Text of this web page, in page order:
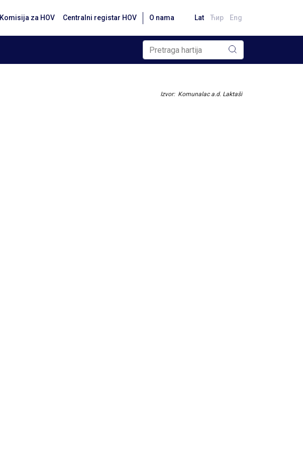
Komisija za HOV Centralni registar HOV O nama Lat Ћир Eng
Izvor: Komunalac a.d. Laktaši